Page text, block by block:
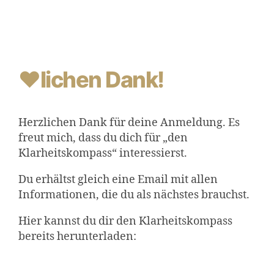
❤lichen Dank!
Herzlichen Dank für deine Anmeldung. Es
freut mich, dass du dich für „den
Klarheitskompass“ interessierst.
Du erhältst gleich eine Email mit allen
Informationen, die du als nächstes brauchst.
Hier kannst du dir den Klarheitskompass
bereits herunterladen: